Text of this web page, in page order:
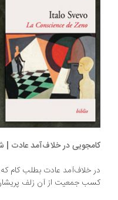
در خلاف‌آمد عادت | شرق
خلاف‌آمد عادت بطلب کام که من
جمعیت از آن زلف پریشان کردم